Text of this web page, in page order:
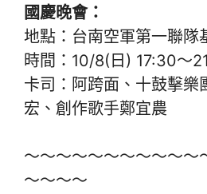
國慶晚會：
地點：台南空軍第一聯隊
時間：10/8(日) 17:30～
卡司：阿跨面、十鼓擊樂
宏、創作歌手鄭宜農
～～～～～～～～～～～
～～～～